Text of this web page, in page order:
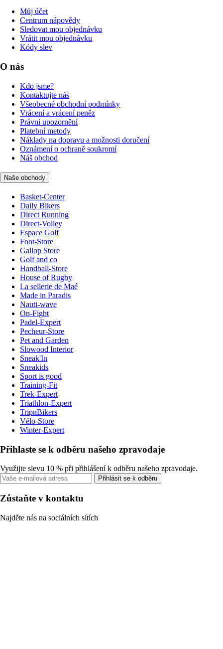
Můj účet
Centrum nápovědy
Sledovat mou objednávku
Vrátit mou objednávku
Kódy slev
O nás
Kdo jsme?
Kontaktujte nás
Všeobecné obchodní podmínky
Vrácení a vrácení peněz
Právní upozornění
Platební metody
Náklady na dopravu a možnosti doručení
Oznámení o ochraně soukromí
Náš obchod
Naše obchody
Basket-Center
Daily Bikers
Direct Running
Direct-Volley
Espace Golf
Foot-Store
Gallop Store
Golf and co
Handball-Store
House of Rugby
La sellerie de Maé
Made in Paradis
Nauti-wave
On-Fight
Padel-Expert
Pecheur-Store
Pet and Garden
Slowood Interior
Sneak'In
Sneakids
Sport is good
Training-Fit
Trek-Expert
Triathlon-Expert
TripnBikers
Vélo-Store
Winter-Expert
Přihlaste se k odběru našeho zpravodaje
Využijte slevu 10 % při přihlášení k odběru našeho zpravodaje.
Přihlásit se k odběru
Zůstaňte v kontaktu
Najděte nás na sociálních sítích